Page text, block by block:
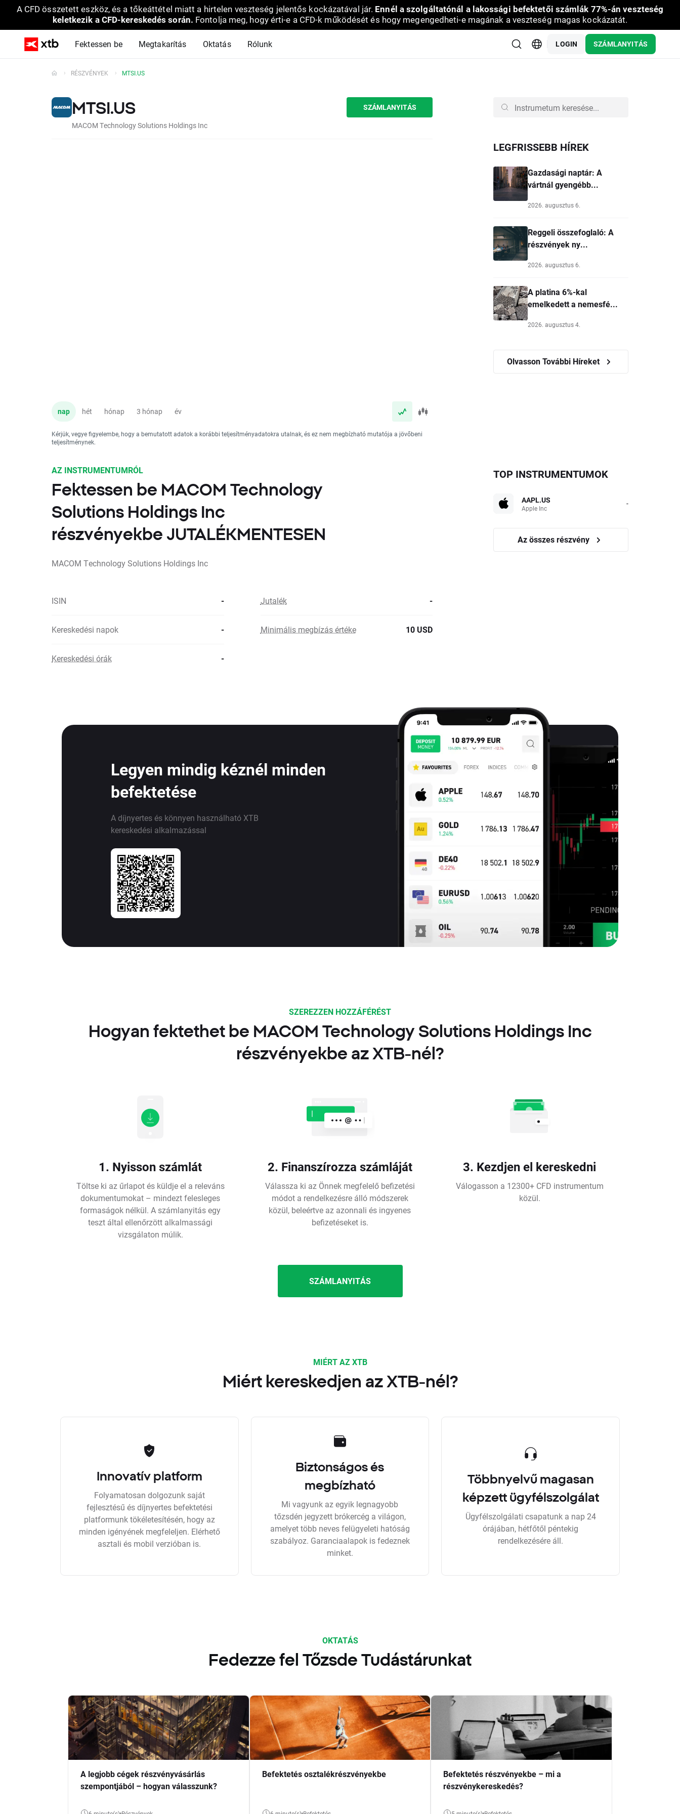
A CFD összetett eszköz, és a tőkeáttétel miatt a hirtelen veszteség jelentős kockázatával jár. Ennél a szolgáltatónál a lakossági befektetői számlák 77%-án veszteség
keletkezik a CFD-kereskedés során. Fontolja meg, hogy érti-e a CFD-k működését és hogy megengedheti-e magának a veszteség magas kockázatát.
Fektessen be Megtakarítás Oktatás Rólunk LOGIN SZÁMLANYITÁS
RÉSZVÉNYEK MTSI.US
MTSI.US
MACOM Technology Solutions Holdings Inc
SZÁMLANYITÁS
nap hét hónap 3 hónap év
Kérjük, vegye figyelembe, hogy a bemutatott adatok a korábbi teljesítményadatokra utalnak, és ez nem megbízható mutatója a jövőbeni
teljesítménynek.
LEGFRISSEBB HÍREK
Gazdasági naptár: A
vártnál gyengébb...
2026. augusztus 6.
Reggeli összefoglaló: A
részvények ny...
2026. augusztus 6.
A platina 6%-kal
emelkedett a nemesfé...
2026. augusztus 4.
Olvasson További Híreket
AZ INSTRUMENTUMRÓL
Fektessen be MACOM Technology
Solutions Holdings Inc
részvényekbe JUTALÉKMENTESEN
MACOM Technology Solutions Holdings Inc
ISIN - Jutalék -
Kereskedési napok - Minimális megbízás értéke 10 USD
Kereskedési órák -
TOP INSTRUMENTUMOK
AAPL.US
Apple Inc -
Az összes részvény
Legyen mindig kéznél minden
befektetése
A díjnyertes és könnyen használható XTB
kereskedési alkalmazással
SZEREZZEN HOZZÁFÉRÉST
Hogyan fektethet be MACOM Technology Solutions Holdings Inc
részvényekbe az XTB-nél?
1. Nyisson számlát
Töltse ki az űrlapot és küldje el a releváns
dokumentumokat – mindezt felesleges
formaságok nélkül. A számlanyitás egy
teszt által ellenőrzött alkalmassági
vizsgálaton múlik.
2. Finanszírozza számláját
Válassza ki az Önnek megfelelő befizetési
módot a rendelkezésre álló módszerek
közül, beleértve az azonnali és ingyenes
befizetéseket is.
3. Kezdjen el kereskedni
Válogasson a 12300+ CFD instrumentum
közül.
SZÁMLANYITÁS
MIÉRT AZ XTB
Miért kereskedjen az XTB-nél?
Innovatív platform
Folyamatosan dolgozunk saját
fejlesztésű és díjnyertes befektetési
platformunk tökéletesítésén, hogy az
minden igényének megfeleljen. Elérhető
asztali és mobil verzióban is.
Biztonságos és
megbízható
Mi vagyunk az egyik legnagyobb
tőzsdén jegyzett brókercég a világon,
amelyet több neves felügyeleti hatóság
szabályoz. Garanciaalapok is fedeznek
minket.
Többnyelvű magasan
képzett ügyfélszolgálat
Ügyfélszolgálati csapatunk a nap 24
órájában, hétfőtől péntekig
rendelkezésére áll.
OKTATÁS
Fedezze fel Tőzsde Tudástárunkat
A legjobb cégek részvényvásárlás
szempontjából – hogyan válasszunk?
Befektetés osztalékrészvényekbe
Befektetés részvényekbe – mi a
részvénykereskedés?